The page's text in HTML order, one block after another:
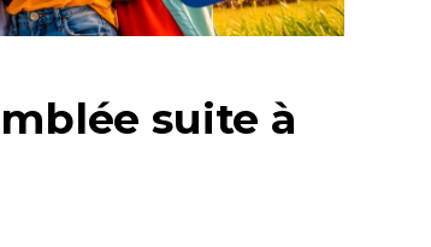
suite à